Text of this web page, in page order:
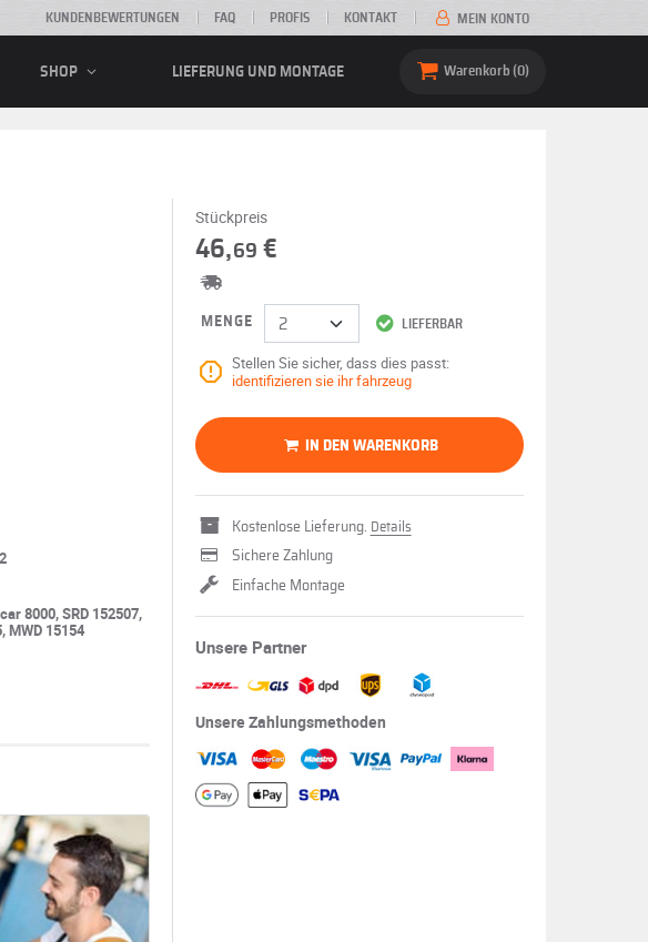
KUNDENBEWERTUNGEN FAQ PROFIS KONTAKT MEIN KONTO
SHOP LIEFERUNG UND MONTAGE Warenkorb 0
8000, SRD 152507,
MWD 15154
Stückpreis
46,69 €
LIEFERBAR
MENGE
Stellen Sie sicher, dass dies passt:
identifizieren sie ihr fahrzeug
IN DEN WARENKORB
Kostenlose Lieferung. Details
Sichere Zahlung
Einfache Montage
Unsere Partner
Unsere Zahlungsmethoden